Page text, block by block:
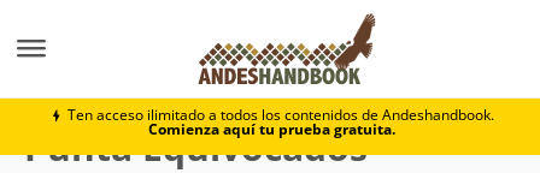
Ten acceso ilimitado a todos los contenidos de Andeshandbook.
Comienza aquí tu prueba gratuita.
Punta Equivocados
Punta Equivocados(4.157m)